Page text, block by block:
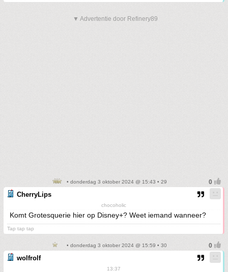
▼ Advertentie door Refinery89
• donderdag 3 oktober 2024 @ 15:43 • 29
CherryLips
chocoholic
Komt Grotesquerie hier op Disney+? Weet iemand wanneer?
Tap tap tap
• donderdag 3 oktober 2024 @ 15:59 • 30
wolfrolf
13:37